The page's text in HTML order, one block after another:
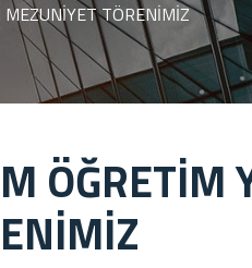
TÖRENİMİZ
ÖĞRETİM